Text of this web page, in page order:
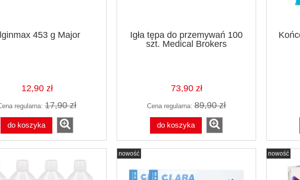
453 g Major
12,90 zł
regularna: 17,90 zł
do koszyka
Igła tępa do przemywań 100
szt. Medical Brokers
73,90 zł
Cena regularna: 89,90 zł
do koszyka
nowość nowość